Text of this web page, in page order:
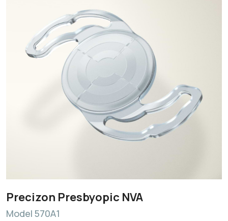
Precizon Presbyopic NVA
Model 570A1